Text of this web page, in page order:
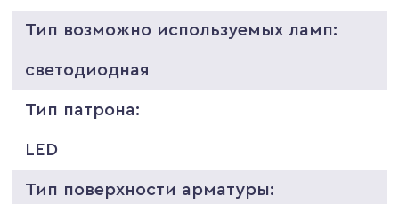
Тип возможно используемых ламп:
светодиодная
Тип патрона:
LED
Тип поверхности арматуры: